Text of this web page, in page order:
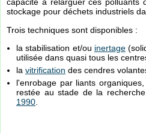
capacité à relarguer ces polluants
stockage pour déchets industriels
Trois techniques sont disponibles :
la stabilisation et/ou inertage
utilisée dans quasi tous les
la vitrification des cendres
l'enrobage par liants
restée au stade de la
1990